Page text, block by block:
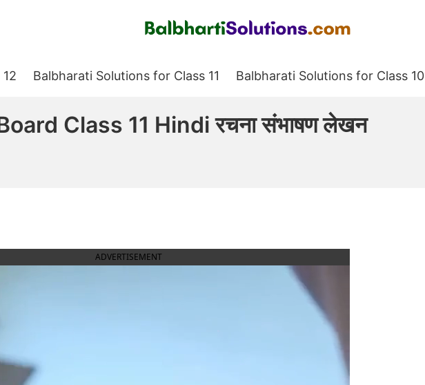
Balbharati Solutions for Class 11 Balbharati Solutions for Class 10
Class 11 Hindi रचना संभाषण लेखन
ADVERTISEMENT